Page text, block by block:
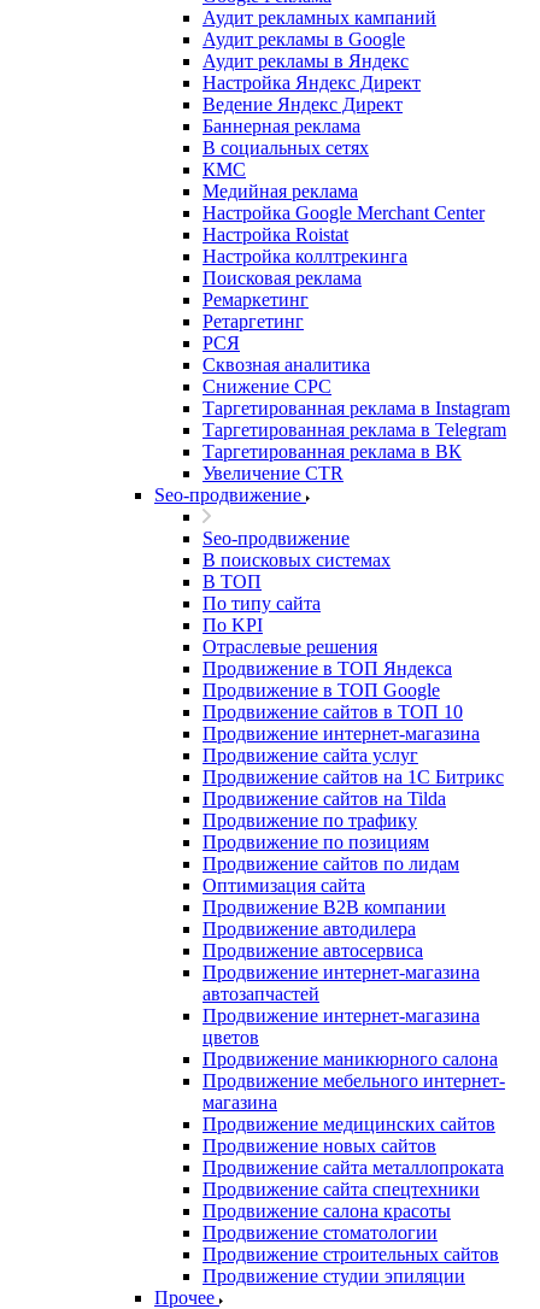
Аудит рекламных кампаний
Аудит рекламы в Google
Аудит рекламы в Яндекс
Настройка Яндекс Директ
Ведение Яндекс Директ
Баннерная реклама
В социальных сетях
КМС
Медийная реклама
Настройка Google Merchant Center
Настройка Roistat
Настройка коллтрекинга
Поисковая реклама
Ремаркетинг
Ретаргетинг
РСЯ
Сквозная аналитика
Снижение CPC
Таргетированная реклама в Instagram
Таргетированная реклама в Telegram
Таргетированная реклама в ВК
Увеличение CTR
Seo-продвижение
Seo-продвижение
В поисковых системах
В ТОП
По типу сайта
По KPI
Отраслевые решения
Продвижение в ТОП Яндекса
Продвижение в ТОП Google
Продвижение сайтов в ТОП 10
Продвижение интернет-магазина
Продвижение сайта услуг
Продвижение сайтов на 1С Битрикс
Продвижение сайтов на Tilda
Продвижение по трафику
Продвижение по позициям
Продвижение сайтов по лидам
Оптимизация сайта
Продвижение B2B компании
Продвижение автодилера
Продвижение автосервиса
Продвижение интернет-магазина
автозапчастей
Продвижение интернет-магазина
цветов
Продвижение маникюрного салона
Продвижение мебельного интернет-
магазина
Продвижение медицинских сайтов
Продвижение новых сайтов
Продвижение сайта металлопроката
Продвижение сайта спецтехники
Продвижение салона красоты
Продвижение стоматологии
Продвижение строительных сайтов
Продвижение студии эпиляции
Прочее